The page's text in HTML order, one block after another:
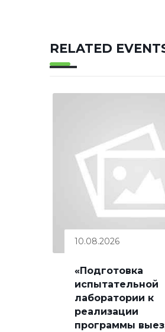
RELATED
10.08.2026
«Подготовка
испытательной
лаборатории к
реализации
программы